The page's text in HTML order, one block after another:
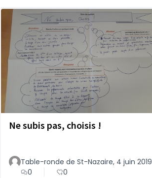
Ne subis pas, choisis !
Table-ronde de St-Nazaire, 4 juin 2019
0
0